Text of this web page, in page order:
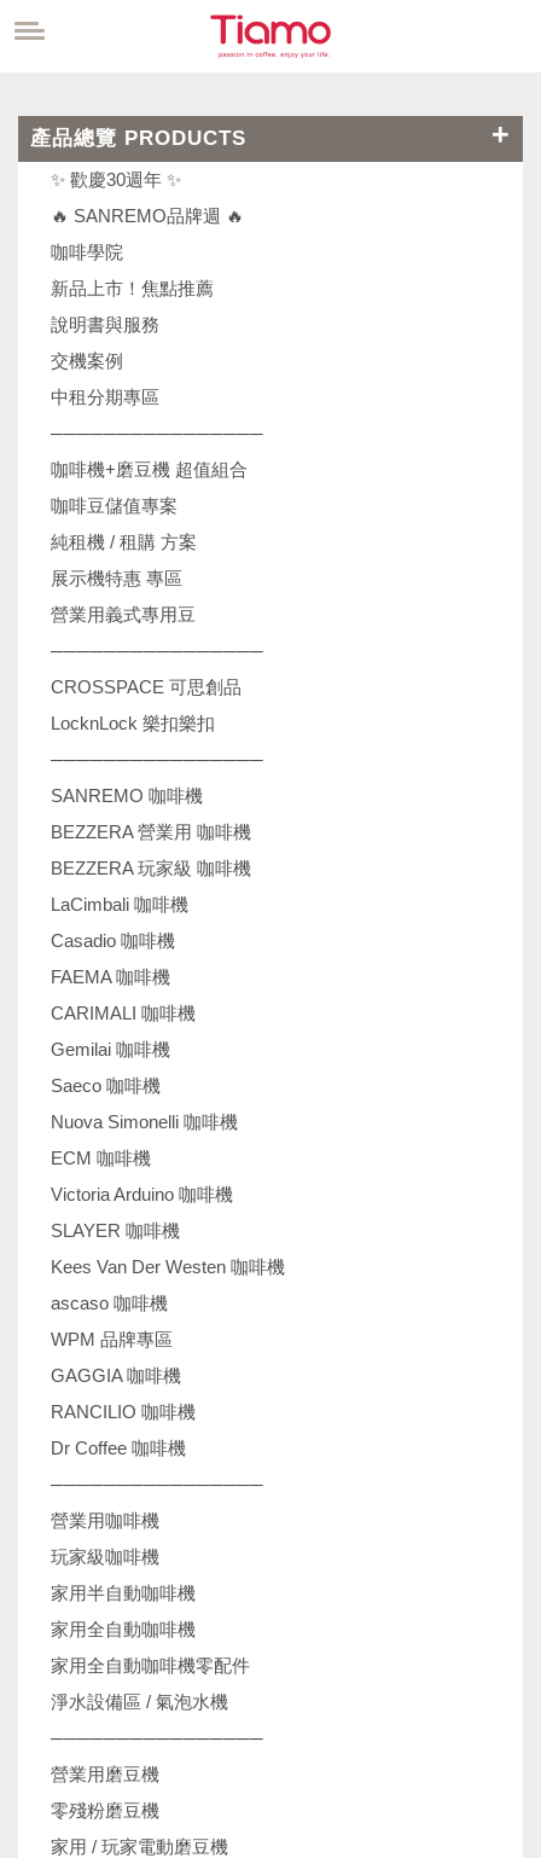
產品總覽 PRODUCTS
✨ 歡慶30週年 ✨
🔥 SANREMO品牌週 🔥
咖啡學院
新品上市！焦點推薦
說明書與服務
交機案例
中租分期專區
────────────────
咖啡機+磨豆機 超值組合
咖啡豆儲值專案
純租機 / 租購 方案
展示機特惠 專區
營業用義式專用豆
────────────────
CROSSPACE 可思創品
LocknLock 樂扣樂扣
────────────────
SANREMO 咖啡機
BEZZERA 營業用 咖啡機
BEZZERA 玩家級 咖啡機
LaCimbali 咖啡機
Casadio 咖啡機
FAEMA 咖啡機
CARIMALI 咖啡機
Gemilai 咖啡機
Saeco 咖啡機
Nuova Simonelli 咖啡機
ECM 咖啡機
Victoria Arduino 咖啡機
SLAYER 咖啡機
Kees Van Der Westen 咖啡機
ascaso 咖啡機
WPM 品牌專區
GAGGIA 咖啡機
RANCILIO 咖啡機
Dr Coffee 咖啡機
────────────────
營業用咖啡機
玩家級咖啡機
家用半自動咖啡機
家用全自動咖啡機
家用全自動咖啡機零配件
淨水設備區 / 氣泡水機
────────────────
營業用磨豆機
零殘粉磨豆機
家用 / 玩家電動磨豆機